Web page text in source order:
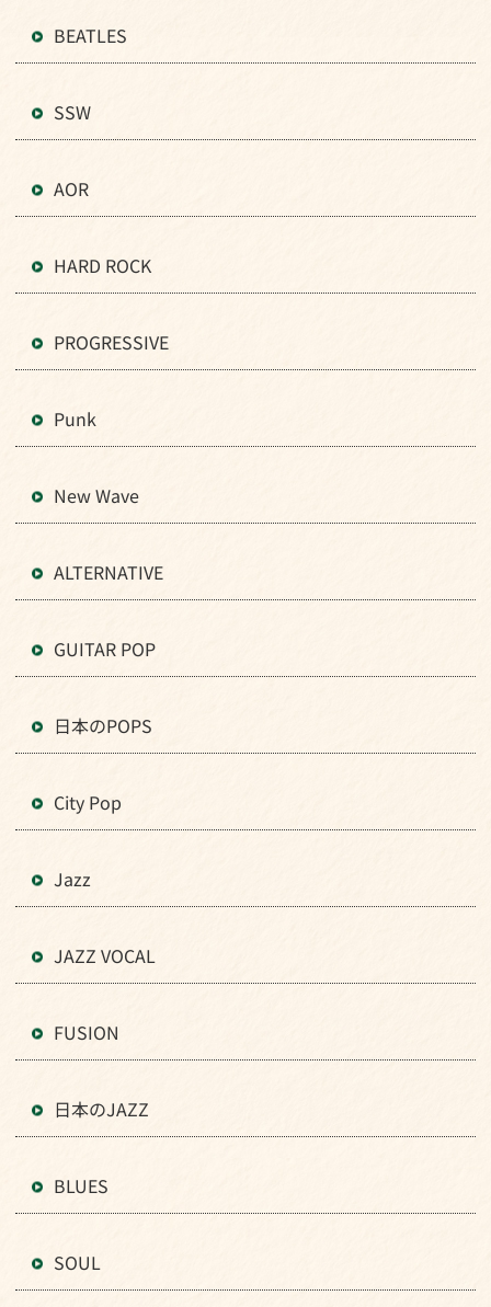
BEATLES
SSW
AOR
HARD ROCK
PROGRESSIVE
Punk
New Wave
ALTERNATIVE
GUITAR POP
日本のPOPS
City Pop
Jazz
JAZZ VOCAL
FUSION
日本のJAZZ
BLUES
SOUL